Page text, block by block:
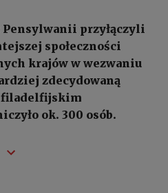
Pensylwanii przyłączyli
społeczności
krajów w wezwaniu
zdecydowaną
filadelfijskim
ok. 300 osób.